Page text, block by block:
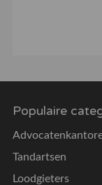
Populaire
Tandartsen
Loodgieters